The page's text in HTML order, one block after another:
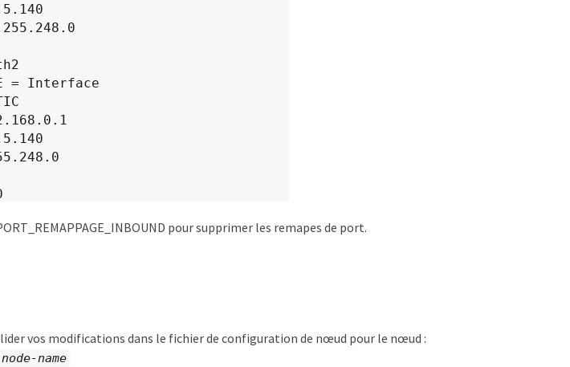
= Interface
tcp/8082/443
pour supprimer les remapes de port.
vos modifications dans le fichier de configuration de nœud pour le nœud :
node-name